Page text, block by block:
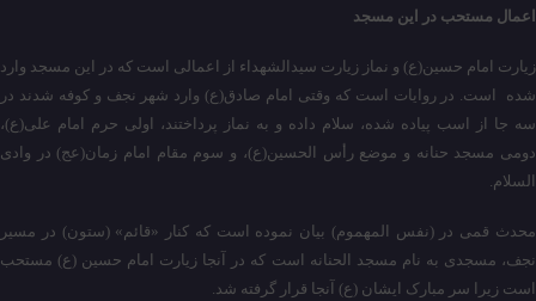
اعمال مستحب در این مسجد
زیارت امام حسین(ع) و نماز زیارت سیدالشهداء از اعمالی است که در این مسجد وارد
شده است. در روایات است که وقتی امام صادق(ع) وارد شهر نجف و کوفه شدند در
سه جا از اسب پیاده شده، سلام داده و به نماز پرداختند، اولی حرم امام علی(ع)،
دومی مسجد حنانه و موضع رأس الحسین(ع)، و سوم مقام امام زمان(عج) در وادی
السلام.
محدث قمی در (نفس المهموم) بیان نموده است که کنار «قائم» (ستون) در مسیر
نجف، مسجدی به نام مسجد الحنانه است که در آنجا زیارت امام حسین (ع) مستحب
است زیرا سر مبارک ایشان (ع) آنجا قرار گرفته شد.